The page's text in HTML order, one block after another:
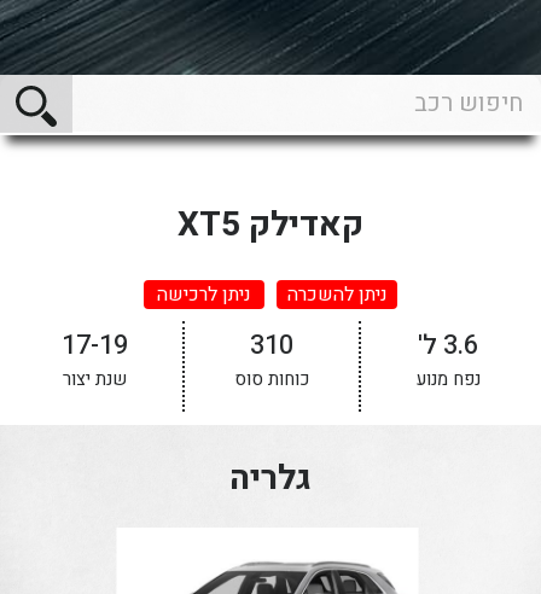
קאדילק XT5
ניתן להשכרה ניתן לרכישה
3.6 ל'
נפח מנוע
310
כוחות סוס
17-19
שנת יצור
גלריה